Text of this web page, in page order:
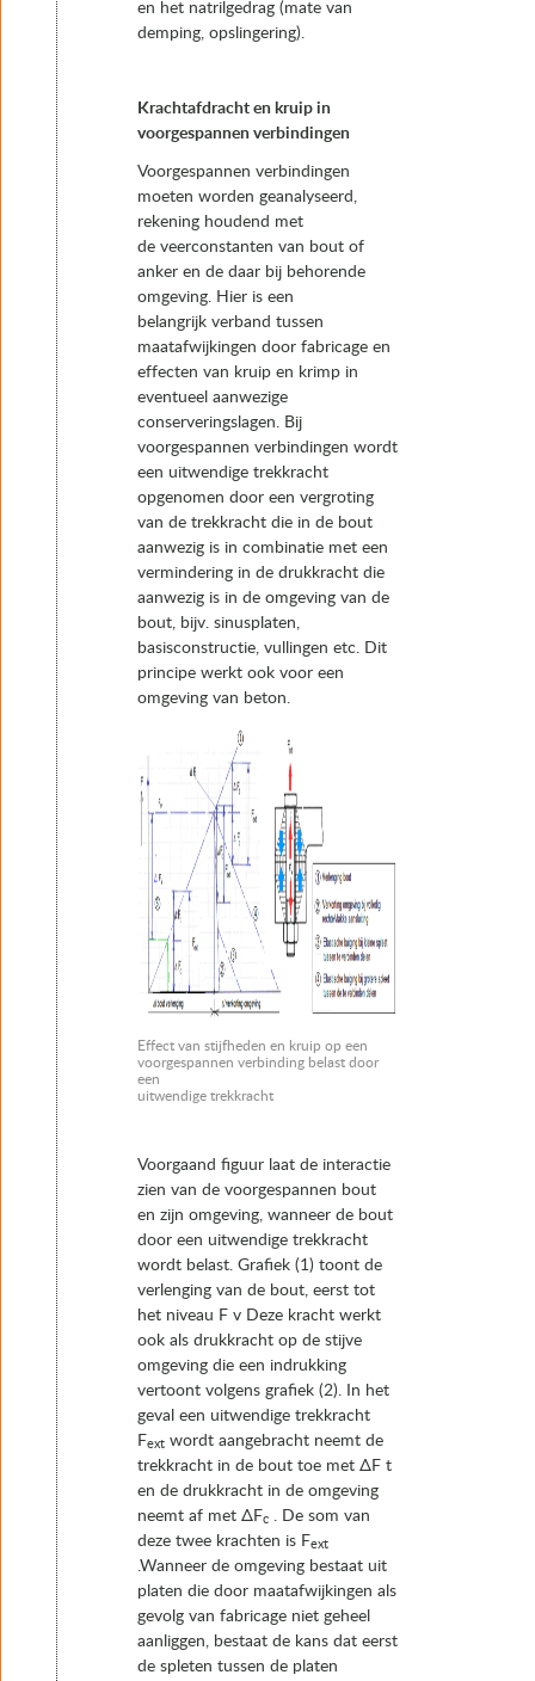
en het natrilgedrag (mate van
demping, opslingering).
Krachtafdracht en kruip in
voorgespannen verbindingen
Voorgespannen verbindingen
moeten worden geanalyseerd,
rekening houdend met
de veerconstanten van bout of
anker en de daar bij behorende
omgeving. Hier is een
belangrijk verband tussen
maatafwijkingen door fabricage en
effecten van kruip en krimp in
eventueel aanwezige
conserveringslagen. Bij
voorgespannen verbindingen wordt
een uitwendige trekkracht
opgenomen door een vergroting
van de trekkracht die in de bout
aanwezig is in combinatie met een
vermindering in de drukkracht die
aanwezig is in de omgeving van de
bout, bijv. sinusplaten,
basisconstructie, vullingen etc. Dit
principe werkt ook voor een
omgeving van beton.
Effect van stijfheden en kruip op een
voorgespannen verbinding belast door
een
uitwendige trekkracht
Voorgaand figuur laat de interactie
zien van de voorgespannen bout
en zijn omgeving, wanneer de bout
door een uitwendige trekkracht
wordt belast. Grafiek (1) toont de
verlenging van de bout, eerst tot
het niveau F v Deze kracht werkt
ook als drukkracht op de stijve
omgeving die een indrukking
vertoont volgens grafiek (2). In het
geval een uitwendige trekkracht
Fext wordt aangebracht neemt de
trekkracht in de bout toe met ΔF t
en de drukkracht in de omgeving
neemt af met ΔFc
. De som van
deze twee krachten is Fext
.Wanneer de omgeving bestaat uit
platen die door maatafwijkingen als
gevolg van fabricage niet geheel
aanliggen, bestaat de kans dat eerst
de spleten tussen de platen